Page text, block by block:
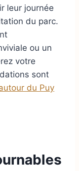
leur journée
du parc.
ou un
votre
sont
du Puy